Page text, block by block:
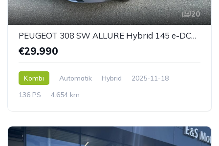
20
PEUGEOT 308 SW ALLURE Hybrid 145 e-DCS6
€29.990
Kombi Automatik Hybrid
2025-11-18
136 PS
4.654 km